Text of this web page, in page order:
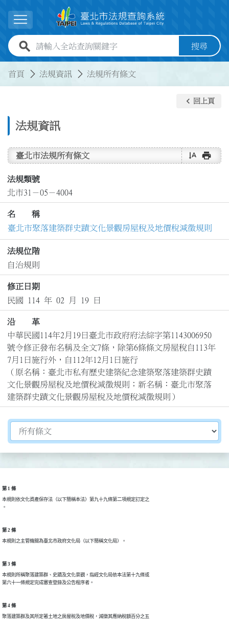
展開選單
全站查詢關鍵字欄位 搜尋
首頁 法規資訊 法規所有條文
法規資訊
keyboard_arrow_left 回上頁
臺北市法規所有條文 text_rotate_vertical print
法規類號
北市31－05－4004
名 稱
臺北市聚落建築群史蹟文化景觀房屋稅及地價稅減徵規則
法規位階
自治規則
修正日期
民國 114 年 02 月 19 日
沿 革
中華民國114年2月19日臺北市政府府法綜字第1143006950
號令修正發布名稱及全文7條，除第6條條文房屋稅自113年
7月1日施行外，自112年12月1日施行
（原名稱：臺北市私有歷史建築紀念建築聚落建築群史蹟
文化景觀房屋稅及地價稅減徵規則；新名稱：臺北市聚落
建築群史蹟文化景觀房屋稅及地價稅減徵規則）
切換選擇法規資訊內容
第 1 條
本規則依文化資產保存法（以下簡稱本法）第九十九條第二項規定訂定之
。
第 2 條
本規則之主管機關為臺北市政府文化局（以下簡稱文化局）。
第 3 條
本規則所稱聚落建築群、史蹟及文化景觀，指經文化局依本法第十九條或
第六十一條規定完成審查登錄及公告程序者。
第 4 條
聚落建築群及其所定著土地之房屋稅及地價稅，減徵其應納稅額百分之五